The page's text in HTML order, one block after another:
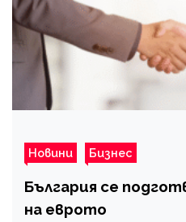
Новини Бизнес
България се
на еврото